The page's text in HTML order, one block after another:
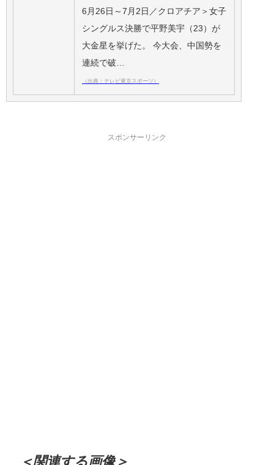
6月26日～7月2日／クロアチア＞女子
シングルス決勝で平野美宇（23）が
大金星を挙げた。 今大会、中国勢を
連続で破…
（出典：テレビ東京スポーツ）
スポンサーリンク
＜関連する画像＞